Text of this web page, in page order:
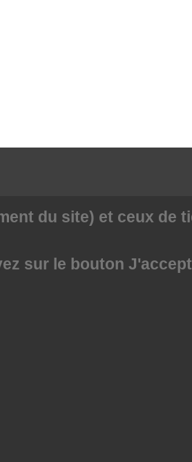
du site) et ceux de
sur le bouton